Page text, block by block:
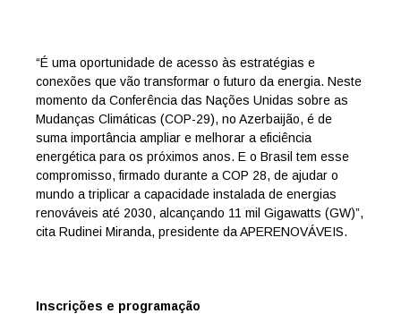
“É uma oportunidade de acesso às estratégias e
conexões que vão transformar o futuro da energia. Neste
momento da Conferência das Nações Unidas sobre as
Mudanças Climáticas (COP-29), no Azerbaijão, é de
suma importância ampliar e melhorar a eficiência
energética para os próximos anos. E o Brasil tem esse
compromisso, firmado durante a COP 28, de ajudar o
mundo a triplicar a capacidade instalada de energias
renováveis até 2030, alcançando 11 mil Gigawatts (GW)”,
cita Rudinei Miranda, presidente da APERENOVÁVEIS.
Inscrições e programação